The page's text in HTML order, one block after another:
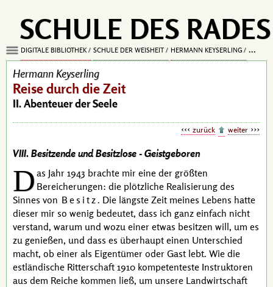
SCHULE DES RADES
DIGITALE BIBLIOTHEK SCHULE DER WEISHEIT HERMANN KEYSERLING REISE
Hermann Keyserling
Reise durch die Zeit
II. Abenteuer der Seele
zurück weiter
VIII. Besitzende und Besitzlose - Geistgeboren
Das Jahr 1943 brachte mir eine der größten
Bereicherungen: die plötzliche Realisierung des
Sinnes von Besitz. Die längste Zeit meines Lebens hatte
dieser mir so wenig bedeutet, dass ich ganz einfach nicht
verstand, warum und wozu einer etwas besitzen will, um es
zu genießen, und dass es überhaupt einen Unterschied
macht, ob einer als Eigentümer oder Gast lebt. Wie die
estländische Ritterschaft 1910 kompetenteste Instruktoren
aus dem Reiche kommen ließ, um unsere Landwirtschaft